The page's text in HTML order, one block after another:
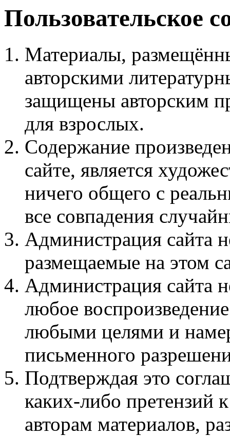
Пользовательское
Материалы,
авторскими
защищены авторским
для взрослых.
Содержание
сайте, является
ничего общего с
все совпадения
Администрация сайта
размещаемые на этом
Администрация сайта
любое
любыми целями и
письменного
Подтверждая это
каких-либо претензий
авторам материалов,